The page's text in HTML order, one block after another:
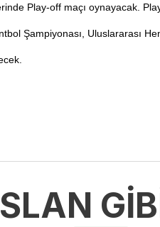
Play-off maçı oynayacak.
Şampiyonası, Uluslararası